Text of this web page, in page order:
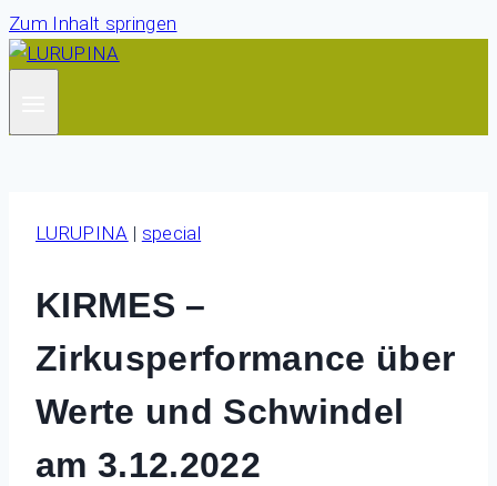
Zum Inhalt springen
LURUPINA | special
KIRMES –
Zirkusperformance über
Werte und Schwindel
am 3.12.2022